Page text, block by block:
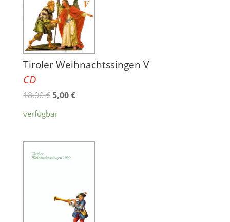
Tiroler Weihnachtssingen V
CD
18,00€5,00€
verfügbar